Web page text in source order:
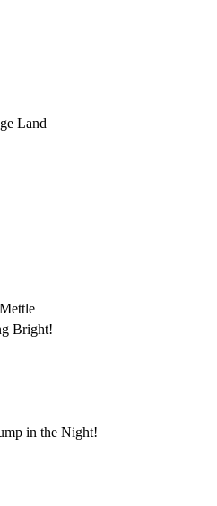
Land
Bright!
in the Night!